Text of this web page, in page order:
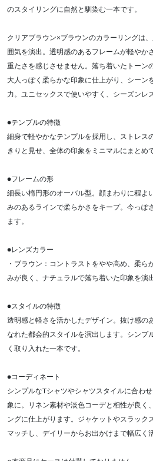
のスタイリングに自然と馴染む一本です。
クリアブラウン×ブラウンのカラーリングは
囲気を演出。透明感のあるフレームが軽やか
重たさを感じさせません。落ち着いたトーン
大人っぽく柔らかな印象に仕上がり、シーン
力。ユニセックスで使いやすく、シーズンレ
●テンプルの特徴
細身で軽やかなテンプルを採用し、ストレス
きりと見せ、全体の印象をミニマルにまとめ
●フレームの形
細長い楕円形のオーバル型。顔まわりに程よ
みのあるラインで柔らかさをキープ。今っぽ
ます。
●レンズカラー
・ブラウン：コントラストをやや高め、柔ら
みが良く、ナチュラルで落ち着いた印象を演
●スタイルの特徴
透明感と軽さを活かしたデザイン。抜け感の
なれた都会的スタイルを演出します。シンプ
く取り入れた一本です。
●コーディネート
シンプルなTシャツやシャツスタイルに合わ
象に。リネン素材や淡色コーデと相性が良く
ングに仕上がります。ジャケットやスラック
マッチし、デイリーからお出かけまで幅広く